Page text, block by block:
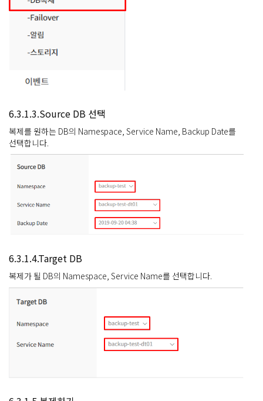
6.3.1.3.Source DB 선택
복제를 원하는 DB의 Namespace, Service Name, Backup Date를
선택합니다.
6.3.1.4.Target DB
복제가 될 DB의 Namespace, Service Name를 선택합니다.